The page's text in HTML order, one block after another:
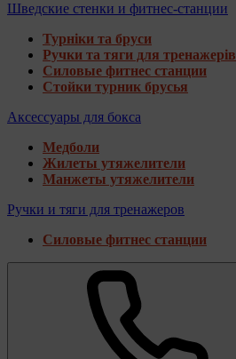
Шведские стенки и фитнес-станции
Турніки та бруси
Ручки та тяги для тренажерів
Силовые фитнес станции
Стойки турник брусья
Аксессуары для бокса
Медболи
Жилеты утяжелители
Манжеты утяжелители
Ручки и тяги для тренажеров
Силовые фитнес станции